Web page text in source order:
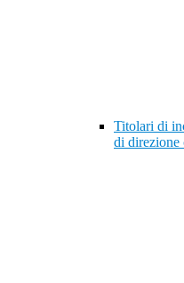
Titolari di
di direzione